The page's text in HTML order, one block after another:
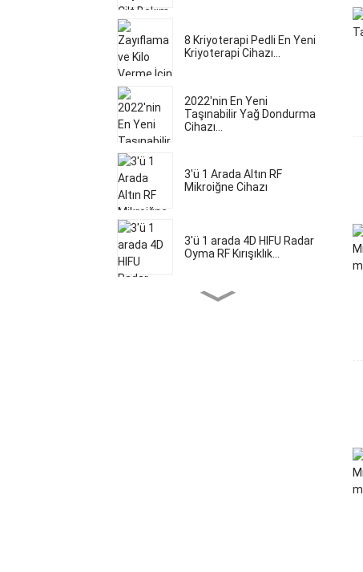
8 Kriyoterapi Pedli En Yeni
Kriyoterapi Cihazı...
2022'nin En Yeni
Taşınabilir Yağ Dondurma
Cihazı...
3'ü 1 Arada Altın RF
Mikroiğne Cihazı
3'ü 1 arada 4D HIFU Radar
Oyma RF Kırışıklık...